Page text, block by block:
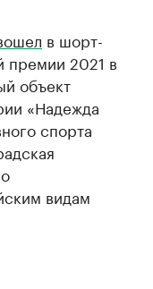
в шорт-
премии 2021 в
объект
«Надежда
спорта
видам